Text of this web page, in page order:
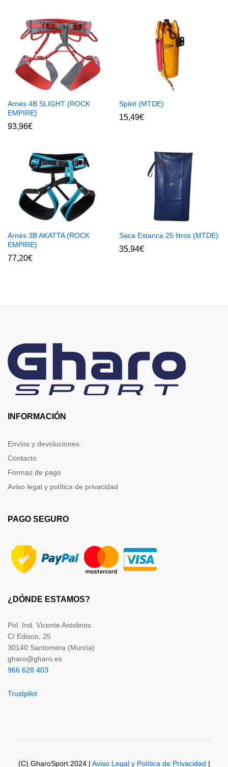
Arnés 4B SLIGHT (ROCK
EMPIRE)
93,96€
Spikit (MTDE)
15,49€
Arnés 3B AKATTA (ROCK
EMPIRE)
77,20€
Saca Estanca 25 litros (MTDE)
35,94€
INFORMACIÓN
Envíos y devoluciones
Contacto
Formas de pago
Aviso legal y política de privacidad
PAGO SEGURO
¿DÓNDE ESTAMOS?
Pol. Ind. Vicente Antolinos
C/ Edison, 25
30140 Santomera (Murcia)
gharo@gharo.es
966 628 403
Trustpilot
(C) GharoSport 2024 | Aviso Legal y Política de Privacidad |